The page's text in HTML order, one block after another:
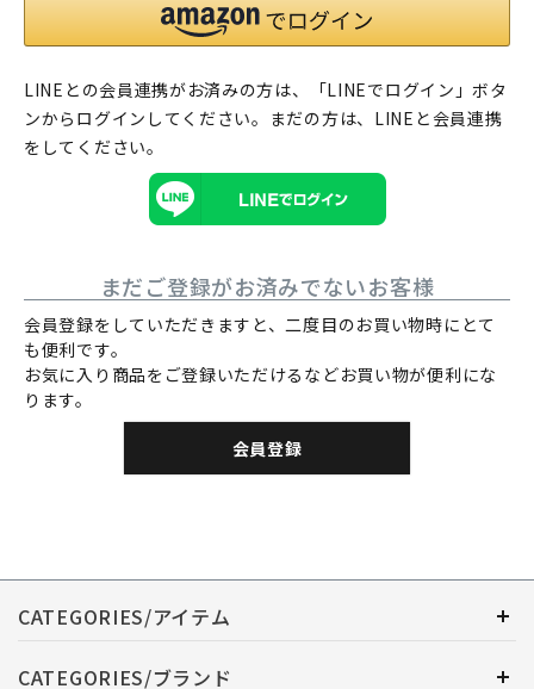
LINEとの会員連携がお済みの方は、「LINEでログイン」ボタ
ンからログインしてください。まだの方は、 LINEと会員連携
をしてください。
まだご登録がお済みでないお客様
会員登録をしていただきますと、二度目のお買い物時にとて
も便利です。
お気に入り商品をご登録いただけるなどお買い物が便利にな
ります。
会員登録
CATEGORIES/アイテム
CATEGORIES/ブランド